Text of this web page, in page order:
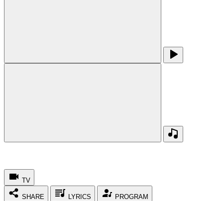
TV
SHARE LYRICS PROGRAM